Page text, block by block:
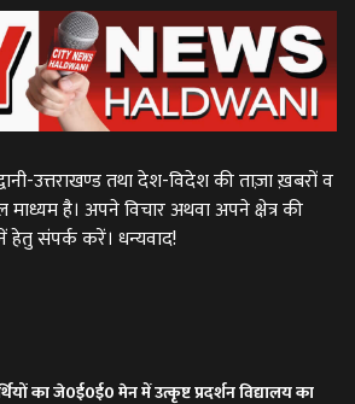
उत्तराखण्ड तथा देश-विदेश की ताज़ा ख़बरों व
है। अपने विचार अथवा अपने क्षेत्र की
संपर्क करें। धन्यवाद!
का जे0ई0ई0 मेन में उत्कृष्ट प्रदर्शन विद्यालय का